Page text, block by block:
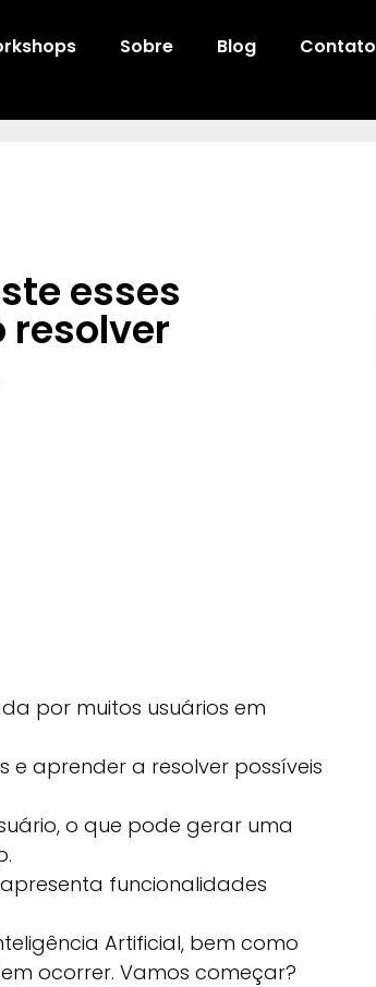
Sobre Blog Contato
esses
resolver
por muitos usuários em
e aprender a resolver possíveis
o que pode gerar uma
funcionalidades
Artificial, bem como
ocorrer. Vamos começar?